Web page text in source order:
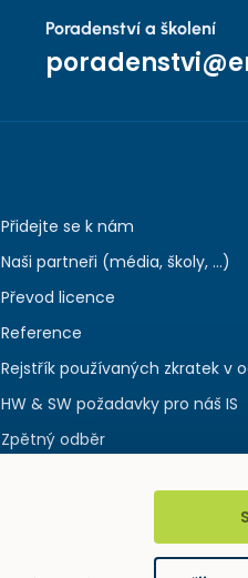
Poradenství a školení
Přidejte se k nám
Naši partneři (média, školy, ...)
Převod licence
Reference
Rejstřík používaných zkratek v
HW & SW požadavky pro náš IS
Zpětný odběr